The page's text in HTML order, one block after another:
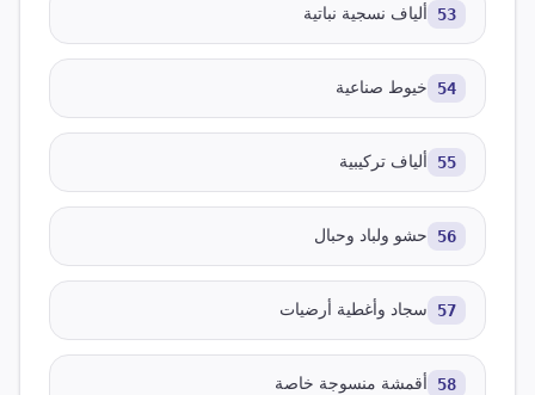
53 ألياف نسجية نباتية
54 خيوط صناعية
55 ألياف تركيبية
56 حشو ولباد وحبال
57 سجاد وأغطية أرضيات
58 أقمشة منسوجة خاصة